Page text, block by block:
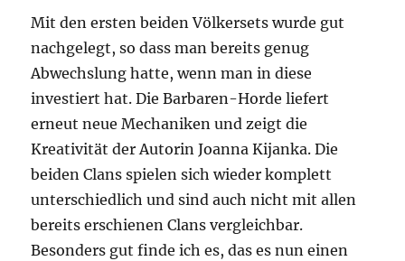
Mit den ersten beiden Völkersets wurde gut
nachgelegt, so dass man bereits genug
Abwechslung hatte, wenn man in diese
investiert hat. Die Barbaren-Horde liefert
erneut neue Mechaniken und zeigt die
Kreativität der Autorin Joanna Kijanka. Die
beiden Clans spielen sich wieder komplett
unterschiedlich und sind auch nicht mit allen
bereits erschienen Clans vergleichbar.
Besonders gut finde ich es, das es nun einen